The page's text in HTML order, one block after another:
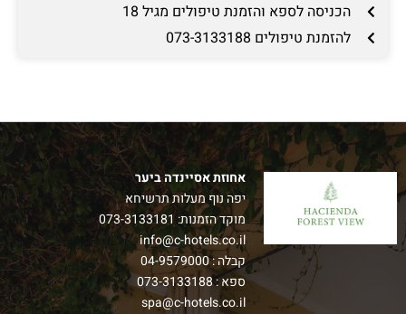
הכניסה לספא והזמנת טיפולים מגיל 18
להזמנת טיפולים 073-3133188
אחוזת אסיינדה ביער
יפה נוף מעלות תרשיחא
מוקד הזמנות: 073-3133181
info@c-hotels.co.il
קבלה :04-9579000
ספא :073-3133188
spa@c-hotels.co.il